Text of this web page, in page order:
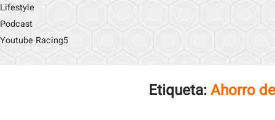
Lifestyle
Podcast
Youtube Racing5
Etiqueta:Ahorro